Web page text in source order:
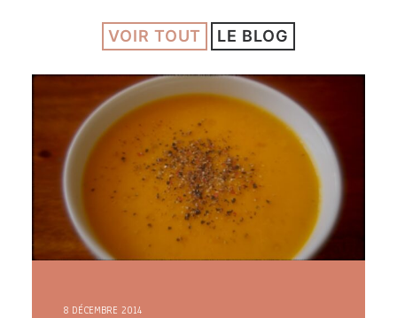
podcast kinoa
ARTICLES
YOGA
faire le quiz
Recherche
Panier
VOIR TOUT LE BLOG
8 DÉCEMBRE 2014